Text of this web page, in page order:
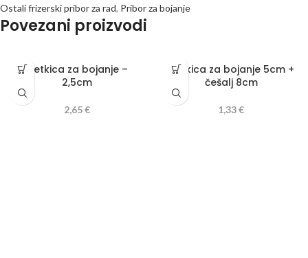
Ostali frizerski pribor za rad, Pribor za bojanje
Povezani proizvodi
Četkica za bojanje –
2,5cm
2,65€
Četkica za bojanje 5cm +
češalj 8cm
1,33€